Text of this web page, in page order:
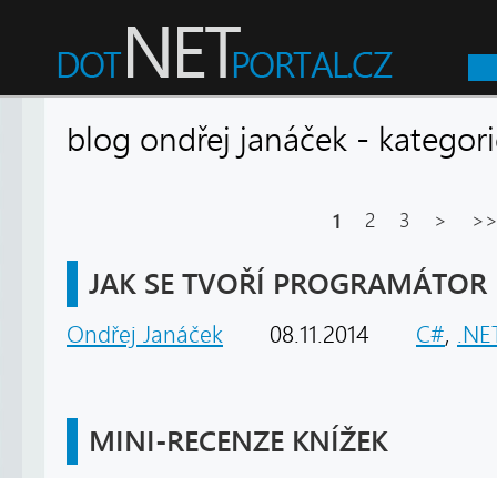
blog ondřej janáček -
1 2 3 >
JAK SE TVOŘÍ PROGRAMÁTOR
Ondřej Janáček 08.11.2014 C#,
MINI-RECENZE KNÍŽEK